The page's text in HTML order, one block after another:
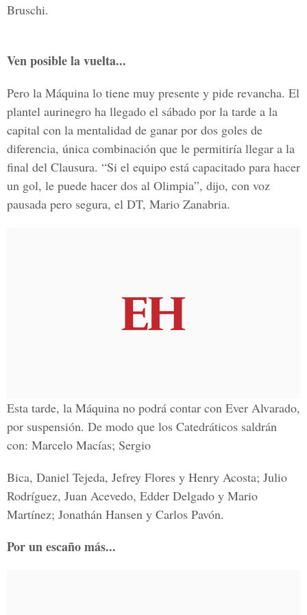
Bruschi.
Ven posible la vuelta...
Pero la Máquina lo tiene muy presente y pide revancha. El
plantel aurinegro ha llegado el sábado por la tarde a la
capital con la mentalidad de ganar por dos goles de
diferencia, única combinación que le permitiría llegar a la
final del Clausura. “Si el equipo está capacitado para hacer
un gol, le puede hacer dos al Olimpia”, dijo, con voz
pausada pero segura, el DT, Mario Zanabria.
Esta tarde, la Máquina no podrá contar con Ever Alvarado,
por suspensión. De modo que los Catedráticos saldrán
con: Marcelo Macías; Sergio
Bica, Daniel Tejeda, Jefrey Flores y Henry Acosta; Julio
Rodríguez, Juan Acevedo, Edder Delgado y Mario
Martínez; Jonathán Hansen y Carlos Pavón.
Por un escaño más...